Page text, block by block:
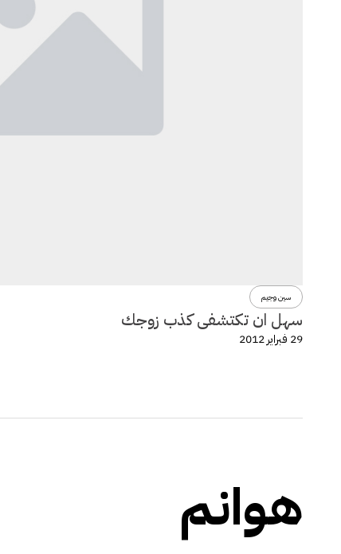
سين وجيم
سهل ان تكتشفى كذب زوجك
29 فبراير 2012
هوانم